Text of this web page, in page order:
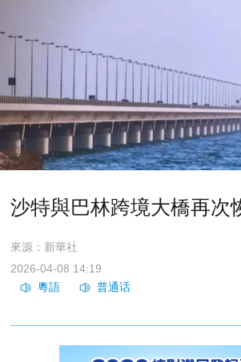
沙特與巴林跨境大橋再次
來源：新華社
2026-04-08 14:19